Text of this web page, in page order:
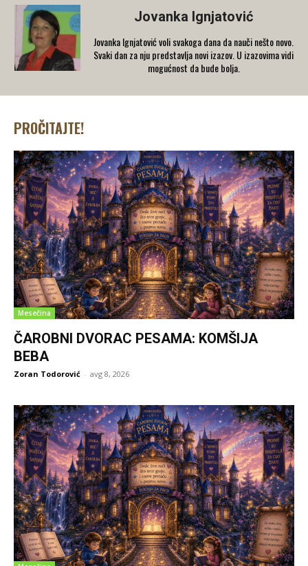
Jovanka Ignjatović
Jovanka Ignjatović voli svakoga dana da nauči nešto novo.
Svaki dan za nju predstavlja novi izazov. U izazovima vidi
mogućnost da bude bolja.
PROČITAJTE!
Mesečina
ČAROBNI DVORAC PESAMA: KOMŠIJA
BEBA
Zoran Todorović - avg 8, 2026